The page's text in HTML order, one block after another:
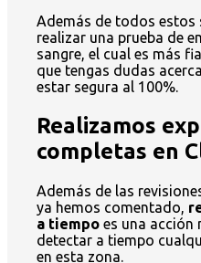
Además de todos estos
realizar una prueba de
sangre, el cual es más
que tengas dudas
estar segura al 100%.
Realizamos
completas en
Además de las
ya hemos comentado,
a tiempo es una acción
detectar a tiempo
en esta zona.